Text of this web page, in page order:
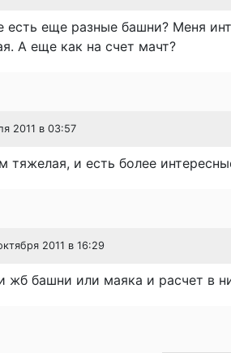
есть еще разные башни? Меня
А еще как на счет мачт?
2011 в 03:57
тяжелая, и есть более
2011 в 16:29
жб башни или маяка и расчет в